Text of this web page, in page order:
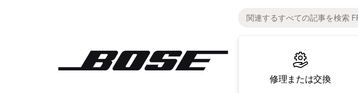
修理または交換